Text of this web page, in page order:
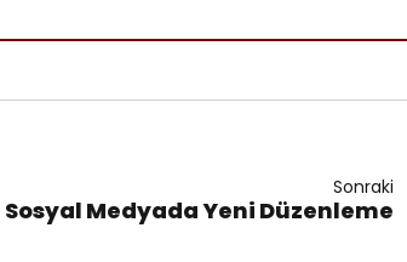
Sonraki
Sosyal Medyada Yeni Düzenleme